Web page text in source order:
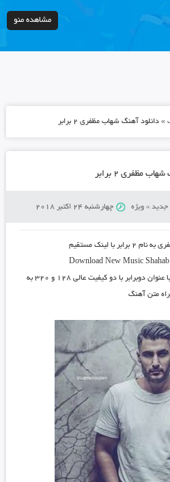
مشاهده منو
» دانلود آهنگ شهاب مظفری ۲ برابر
مظفری ۲ برابر
جدید» ویژه چهارشنبه 24 اکتبر 2018
نام ۲ برابر
با لینک مستقیم
Download New Music
با عنوان دوبرابر
با دو کیفیت عالی ۱۲۸ و ۳۲۰ به
متن آهنگ